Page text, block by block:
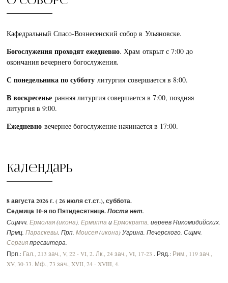
Кафедральный Спасо-Вознесенский собор в Ульяновске.
Богослужения проходят ежедневно. Храм открыт с 7:00 до
окончания вечернего богослужения.
С понедельника по субботулитургия совершается в 8:00.
В воскресеньеранняя литургия совершается в 7:00, поздняя
литургия в 9:00.
Ежедневновечернее богослужение начинается в 17:00.
Календарь
8 августа 2026 г. ( 26 июля ст.ст.), суббота.
Седмица 10-я по Пятидесятнице.Поста нет.
Сщмчч.Ермолая (икона),Ермиппа иЕрмократа, иереев Никомидийских.
Прмц.Параскевы. Прп.Моисея (икона) Угрина, Печерского. Сщмч.
Сергия пресвитера.
Прп.: Гал., 213 зач., V, 22 - VI, 2. Лк., 24 зач., VI, 17-23 . Ряд.: Рим., 119 зач.,
XV, 30-33. Мф., 73 зач., XVII, 24 - XVIII, 4.